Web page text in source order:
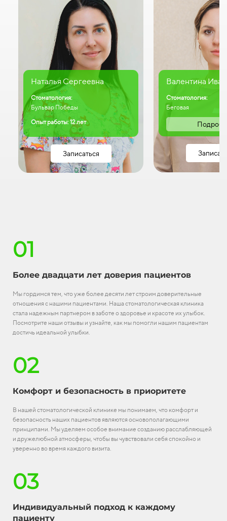
Наталья Сергеевна
Стоматология:
Бульвар Победы
Опыт работы: 12 лет
Записаться
Валентина
Стоматология:
Беговая
01
Более двадцати лет доверия пациентов
Мы гордимся тем, что уже более десяти лет строим доверительные
отношения с нашими пациентами. Наша стоматологическая клиника
стала надежным партнером в заботе о здоровье и красоте их улыбок.
Посмотрите наши отзывы и узнайте, как мы помогли нашим пациентам
достичь идеальной улыбки.
02
Комфорт и безопасность в приоритете
В нашей стоматологической клинике мы понимаем, что комфорт и
безопасность наших пациентов являются основополагающими
принципами. Мы уделяем особое внимание созданию расслабляющей
и дружелюбной атмосферы, чтобы вы чувствовали себя спокойно и
уверенно во время каждого визита.
03
Индивидуальный подход к каждому
пациенту